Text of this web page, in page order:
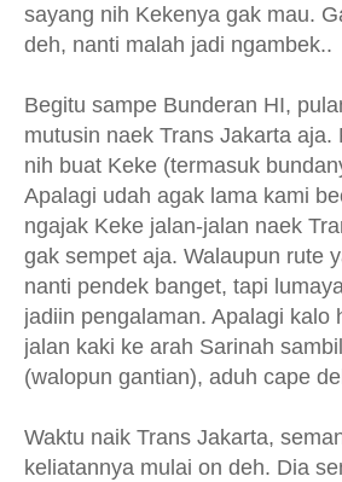
sayang nih Kekenya gak mau.
deh, nanti malah jadi ngambek..
Begitu sampe Bunderan HI,
mutusin naek Trans Jakarta aja.
nih buat Keke (termasuk
Apalagi udah agak lama kami
ngajak Keke jalan-jalan naek
gak sempet aja. Walaupun rute
nanti pendek banget, tapi
jadiin pengalaman. Apalagi kalo
jalan kaki ke arah Sarinah
(walopun gantian), aduh cape
Waktu naik Trans Jakarta,
keliatannya mulai on deh. Dia